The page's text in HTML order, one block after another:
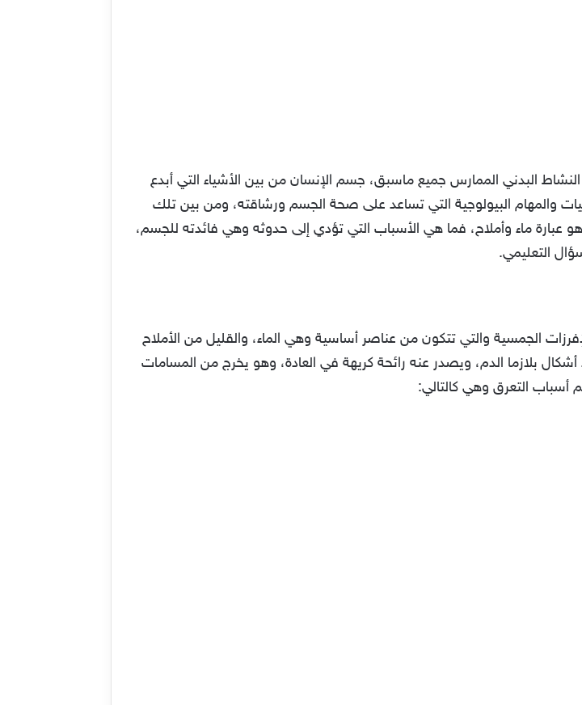
البدني الممارس جميع ماسبق، جسم الإنسان من بين الأشياء التي أبدع
والمهام البيولوجية التي تساعد على صحة الجسم ورشاقته، ومن بين تلك
ماء وأملاح، فما هي الأسباب التي تؤدي إلى حدوثه وهي فائدته للجسم،
التعليمي.
الجمسية والتي تتكون من عناصر أساسية وهي الماء، والقليل من الأملاح
بلازما الدم، ويصدر عنه رائحة كريهة في العادة، وهو يخرج من المسامات
أسباب التعرق وهي كالتالي: